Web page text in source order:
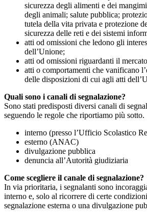
sicurezza degli alimenti e dei mangimi
degli animali; salute pubblica;
tutela della vita privata e protezione
sicurezza delle reti e dei sistemi
atti od omissioni che ledono gli
dell’Unione;
atti od omissioni riguardanti il
atti o comportamenti che vanificano
delle disposizioni di cui agli atti
Quali sono i canali di segnalazione?
Sono stati predisposti diversi canali di
seguendo le regole che riportiamo più sotto.
interno (presso l’Ufficio Scolastico
esterno (ANAC)
divulgazione pubblica
denuncia all’Autorità giudiziaria
Come scegliere il canale di segnalazione?
In via prioritaria, i segnalanti sono
interno e, solo al ricorrere di certe
segnalazione esterna o una divulgazione